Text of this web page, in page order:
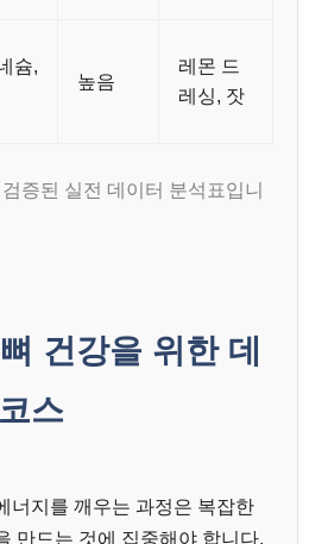
슘,
높음
레몬 드
레싱, 잣
증된 실전 데이터 분석표입니
건강을 위한 데
스
너지를 깨우는 과정은 복잡한
만드는 것에 집중해야 합니다.